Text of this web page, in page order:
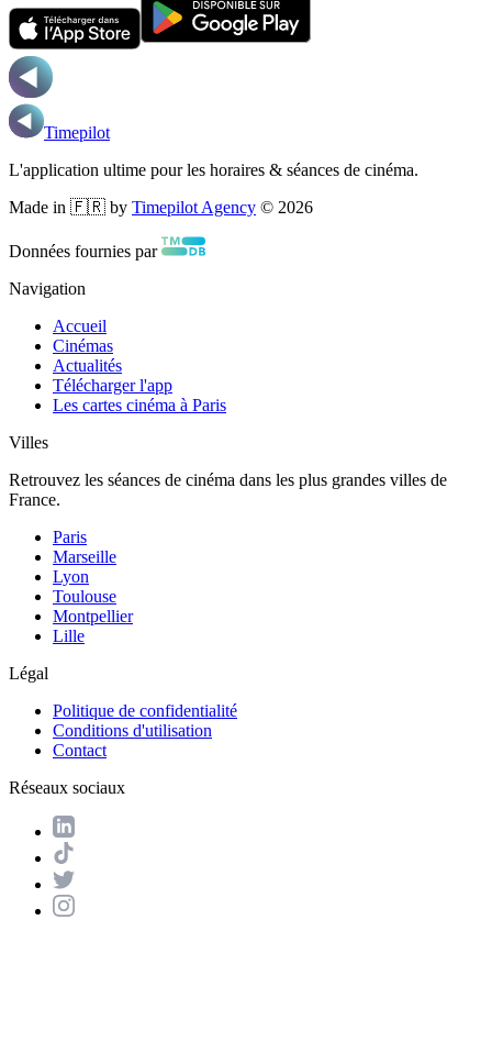
Timepilot
L'application ultime pour les horaires & séances de cinéma.
Made in 🇫🇷 by Timepilot Agency © 2026
Données fournies par
Navigation
Accueil
Cinémas
Actualités
Télécharger l'app
Les cartes cinéma à Paris
Villes
Retrouvez les séances de cinéma dans les plus grandes villes de
France.
Paris
Marseille
Lyon
Toulouse
Montpellier
Lille
Légal
Politique de confidentialité
Conditions d'utilisation
Contact
Réseaux sociaux